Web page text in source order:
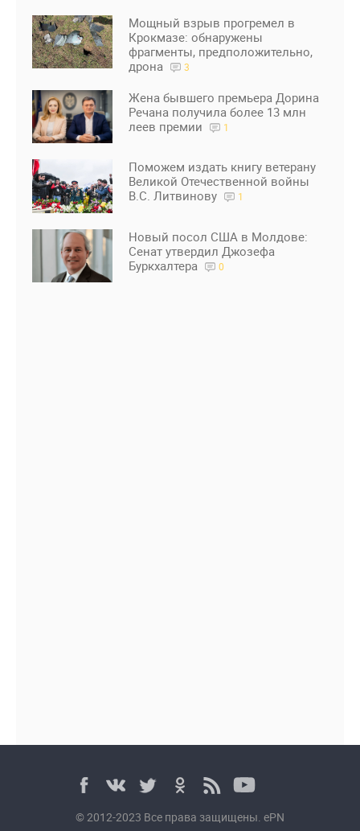
Мощный взрыв прогремел в
Крокмазе: обнаружены
фрагменты, предположительно,
дрона
3
Жена бывшего премьера Дорина
Речана получила более 13 млн
леев премии
1
Поможем издать книгу ветерану
Великой Отечественной войны
В.С. Литвинову
1
Новый посол США в Молдове:
Сенат утвердил Джозефа
Буркхалтера
0
© 2012-2023 Все права защищены. ePN